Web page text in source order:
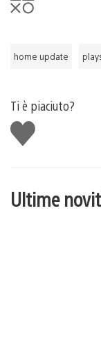
home update
Ti è piaciuto?
Mi
piace
Ultime